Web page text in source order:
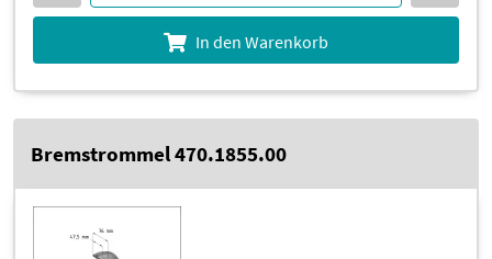
In den Warenkorb
Bremstrommel 470.1855.00